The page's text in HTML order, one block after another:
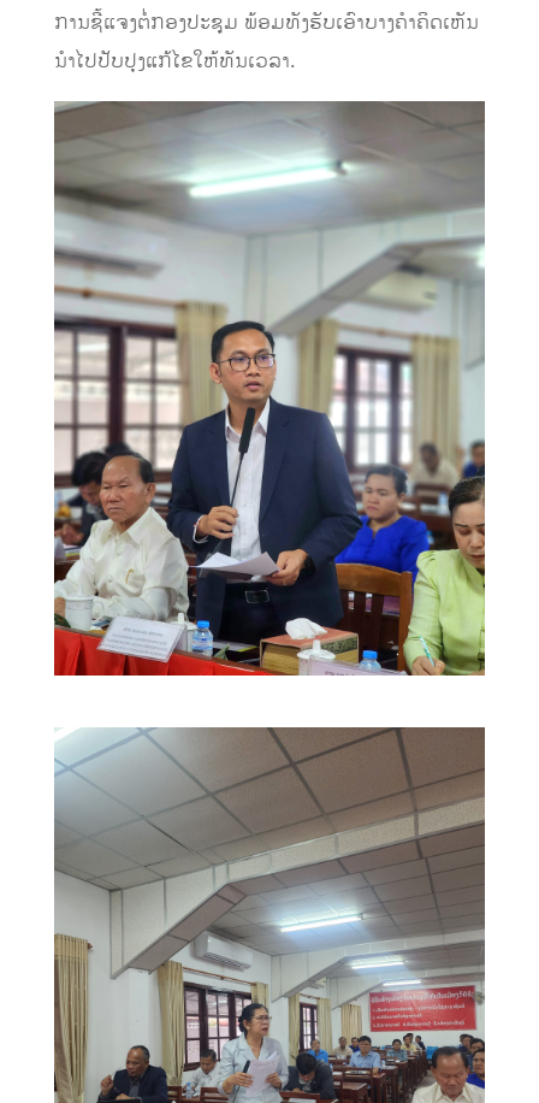
ການຊີ້ແຈງຕໍ່ກອງປະຊຸມ ພ້ອມທັງຮັບເອົາບາງຄຳຄິດເຫັນ
ນຳໄປປັບປຸງແກ້ໄຂໃຫ້ທັນເວລາ.